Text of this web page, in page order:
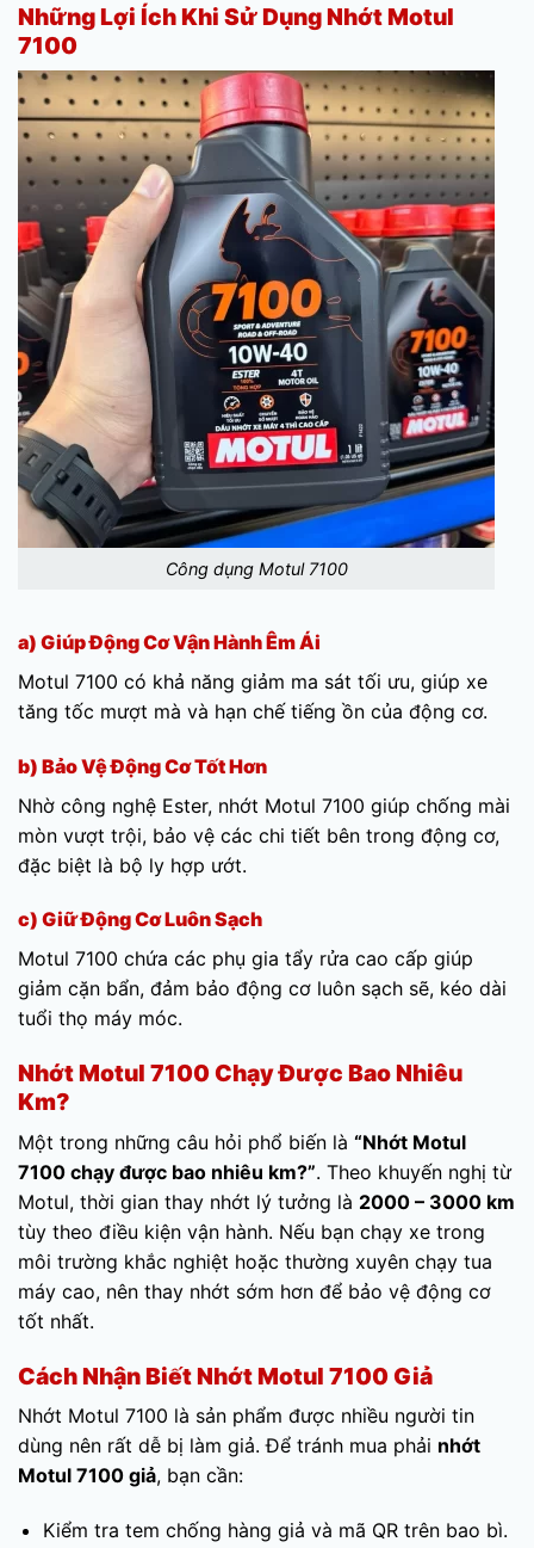
Những Lợi Ích Khi Sử Dụng Nhớt Motul
7100
Công dụng Motul 7100
a) Giúp Động Cơ Vận Hành Êm Ái
Motul 7100 có khả năng giảm ma sát tối ưu, giúp xe
tăng tốc mượt mà và hạn chế tiếng ồn của động cơ.
b) Bảo Vệ Động Cơ Tốt Hơn
Nhờ công nghệ Ester, nhớt Motul 7100 giúp chống mài
mòn vượt trội, bảo vệ các chi tiết bên trong động cơ,
đặc biệt là bộ ly hợp ướt.
c) Giữ Động Cơ Luôn Sạch
Motul 7100 chứa các phụ gia tẩy rửa cao cấp giúp
giảm cặn bẩn, đảm bảo động cơ luôn sạch sẽ, kéo dài
tuổi thọ máy móc.
Nhớt Motul 7100 Chạy Được Bao Nhiêu
Km?
Một trong những câu hỏi phổ biến là “Nhớt Motul
7100 chạy được bao nhiêu km?”. Theo khuyến nghị từ
Motul, thời gian thay nhớt lý tưởng là 2000 – 3000 km
tùy theo điều kiện vận hành. Nếu bạn chạy xe trong
môi trường khắc nghiệt hoặc thường xuyên chạy tua
máy cao, nên thay nhớt sớm hơn để bảo vệ động cơ
tốt nhất.
Cách Nhận Biết Nhớt Motul 7100 Giả
Nhớt Motul 7100 là sản phẩm được nhiều người tin
dùng nên rất dễ bị làm giả. Để tránh mua phải nhớt
Motul 7100 giả, bạn cần:
Kiểm tra tem chống hàng giả và mã QR trên bao bì.